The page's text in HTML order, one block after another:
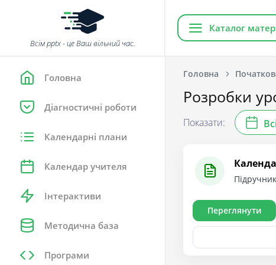
Всім pptx - це Ваш вільний час.
Головна
Діагностичні роботи
Календарні плани
Календар учителя
Інтерактиви
Методична база
Програми
Каталог
Головна
Розробки
Показати:
Переглянути